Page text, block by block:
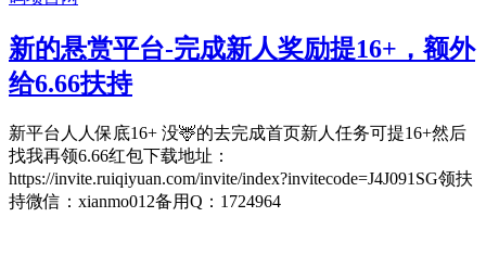
新的悬赏平台-完成新人奖励提16+，额外
给6.66扶持
新平台人人保底16+ 没🦌的去完成首页新人任务可提16+然后
找我再领6.66红包下载地址：
https://invite.ruiqiyuan.com/invite/index?invitecode=J4J091SG领扶
持微信：xianmo012备用Q：1724964